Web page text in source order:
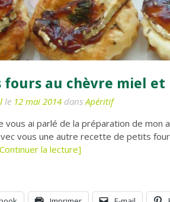
fours au chèvre miel et
le 12 mai 2014 dans Apéritif
vous ai parlé de la préparation de
vous une autre recette de petits
la lecture]